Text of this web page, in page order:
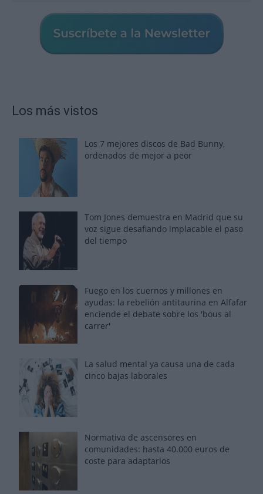
Los más vistos
Los 7 mejores discos de Bad Bunny,
ordenados de mejor a peor
Tom Jones demuestra en Madrid que su
voz sigue desafiando implacable el paso
del tiempo
Fuego en los cuernos y millones en
ayudas: la rebelión antitaurina en Alfafar
enciende el debate sobre los 'bous al
carrer'
La salud mental ya causa una de cada
cinco bajas laborales
Normativa de ascensores en
comunidades: hasta 40.000 euros de
coste para adaptarlos